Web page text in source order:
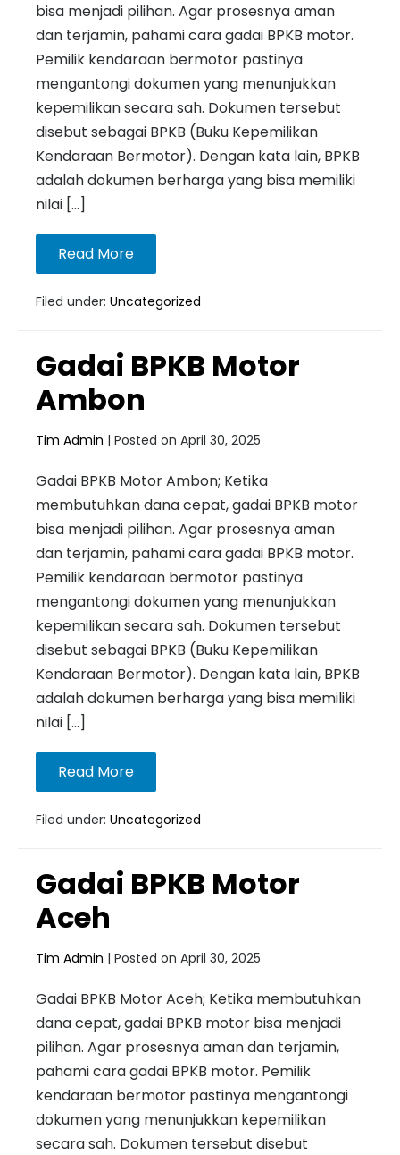
bisa menjadi pilihan. Agar prosesnya aman
dan terjamin, pahami cara gadai BPKB motor.
Pemilik kendaraan bermotor pastinya
mengantongi dokumen yang menunjukkan
kepemilikan secara sah. Dokumen tersebut
disebut sebagai BPKB (Buku Kepemilikan
Kendaraan Bermotor). Dengan kata lain, BPKB
adalah dokumen berharga yang bisa memiliki
nilai […]
Read More
Filed under: Uncategorized
Gadai BPKB Motor
Ambon
Tim Admin | Posted on April 30, 2025
Gadai BPKB Motor Ambon; Ketika
membutuhkan dana cepat, gadai BPKB motor
bisa menjadi pilihan. Agar prosesnya aman
dan terjamin, pahami cara gadai BPKB motor.
Pemilik kendaraan bermotor pastinya
mengantongi dokumen yang menunjukkan
kepemilikan secara sah. Dokumen tersebut
disebut sebagai BPKB (Buku Kepemilikan
Kendaraan Bermotor). Dengan kata lain, BPKB
adalah dokumen berharga yang bisa memiliki
nilai […]
Read More
Filed under: Uncategorized
Gadai BPKB Motor
Aceh
Tim Admin | Posted on April 30, 2025
Gadai BPKB Motor Aceh; Ketika membutuhkan
dana cepat, gadai BPKB motor bisa menjadi
pilihan. Agar prosesnya aman dan terjamin,
pahami cara gadai BPKB motor. Pemilik
kendaraan bermotor pastinya mengantongi
dokumen yang menunjukkan kepemilikan
secara sah. Dokumen tersebut disebut